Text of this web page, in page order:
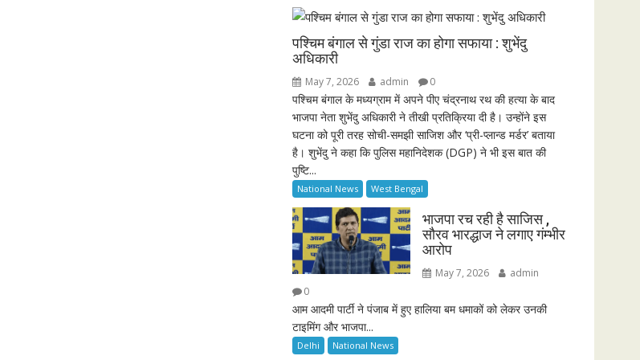
i
n
l
c
पश्चिम बंगाल से गुंडा राज का होगा सफाया : शुभेंदु
अधिकारी
May 7, 2026 admin 0
पश्चिम बंगाल के मध्यग्राम में अपने पीए चंद्रनाथ रथ की हत्या के बाद
भाजपा नेता शुभेंदु अधिकारी ने तीखी प्रतिक्रिया दी है। उन्होंने इस
घटना को पूरी तरह सोची-समझी साजिश और ‘प्री-प्लान्ड मर्डर’ बताया
है। शुभेंदु ने कहा कि पुलिस महानिदेशक (DGP) ने भी इस बात की
पुष्टि...
National News West Bengal
भाजपा रच रही है साजिस ,
सौरव भारद्धाज ने लगाए गंम्भीर
आरोप
May 7, 2026
admin
0
आम आदमी पार्टी ने पंजाब में हुए हालिया बम धमाकों को लेकर उनकी
टाइमिंग और भाजपा...
Delhi National News